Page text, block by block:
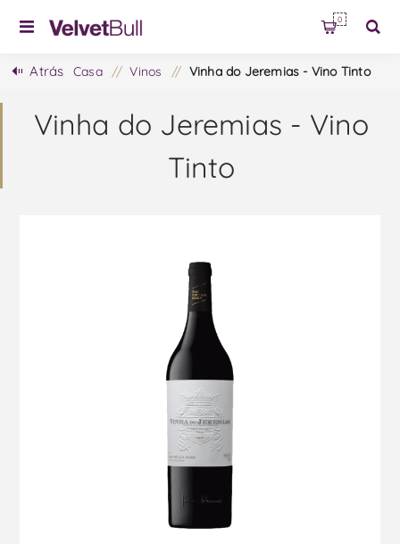
0
Atrás Casa / Vinos / Vinha do Jeremias - Vino Tinto
Vinha do Jeremias - Vino
Tinto